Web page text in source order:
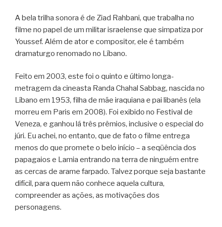
A bela trilha sonora é de Ziad Rahbani, que trabalha no
filme no papel de um militar israelense que simpatiza por
Youssef. Além de ator e compositor, ele é também
dramaturgo renomado no Líbano.
Feito em 2003, este foi o quinto e último longa-
metragem da cineasta Randa Chahal Sabbag, nascida no
Líbano em 1953, filha de mãe iraquiana e pai libanês (ela
morreu em Paris em 2008). Foi exibido no Festival de
Veneza, e ganhou lá três prêmios, inclusive o especial do
júri. Eu achei, no entanto, que de fato o filme entrega
menos do que promete o belo início – a seqüência dos
papagaios e Lamia entrando na terra de ninguém entre
as cercas de arame farpado. Talvez porque seja bastante
difícil, para quem não conhece aquela cultura,
compreender as ações, as motivações dos
personagens.